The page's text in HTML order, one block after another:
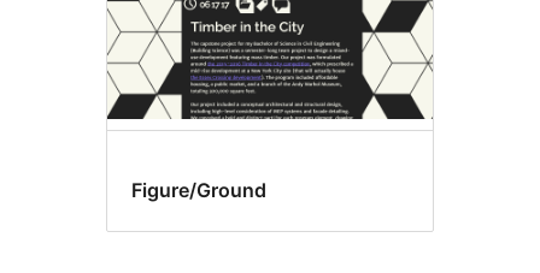
Figure/Ground